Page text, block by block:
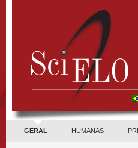
GERAL HUMANAS